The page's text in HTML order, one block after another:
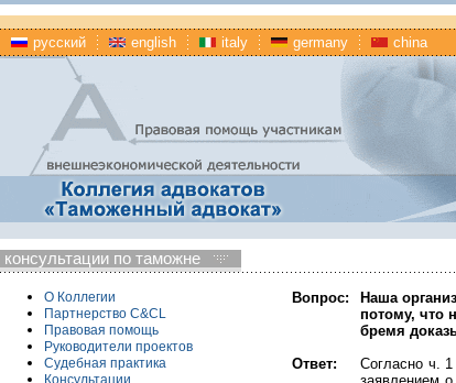
русский english italy germany china
консультации по таможне
О Коллегии
Партнерство C&CL
Правовая помощь
Руководители проектов
Судебная практика
Вопрос:
Наша
потому, что
бремя
Ответ:
Согласно ч.